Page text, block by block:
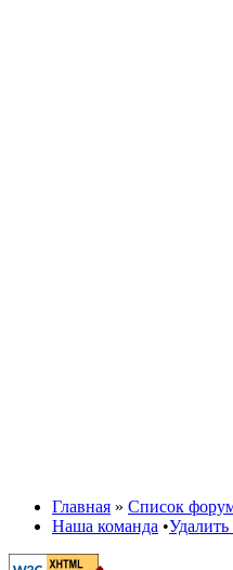
Главная » Список
Наша команда •